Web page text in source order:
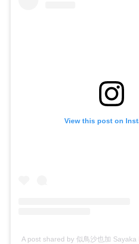
View this post on
A post shared by 似鳥沙也加